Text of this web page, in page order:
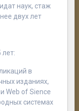
наук, стаж
двух лет
лет:
в
изданиях,
Web of Sience
системах